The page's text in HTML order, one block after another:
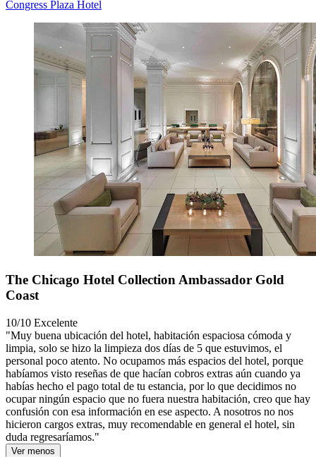
Congress Plaza Hotel
The Chicago Hotel Collection Ambassador Gold
Coast
10/10 Excelente
"Muy buena ubicación del hotel, habitación espaciosa cómoda y
limpia, solo se hizo la limpieza dos días de 5 que estuvimos, el
personal poco atento. No ocupamos más espacios del hotel, porque
habíamos visto reseñas de que hacían cobros extras aún cuando ya
habías hecho el pago total de tu estancia, por lo que decidimos no
ocupar ningún espacio que no fuera nuestra habitación, creo que hay
confusión con esa información en ese aspecto. A nosotros no nos
hicieron cargos extras, muy recomendable en general el hotel, sin
duda regresaríamos."
Ver menos